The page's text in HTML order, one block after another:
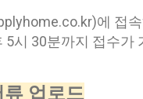
에 접
5시 30분까지 접수가
업로드